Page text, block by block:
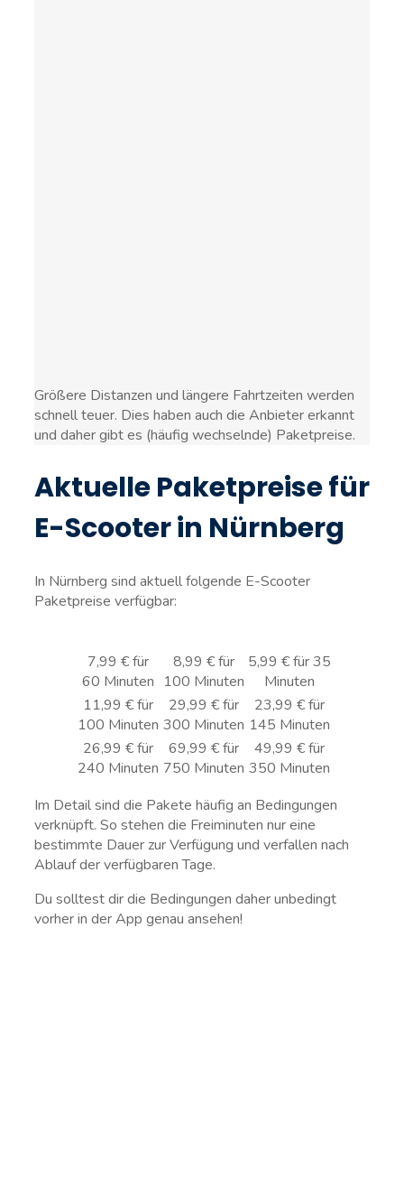
Größere Distanzen und längere Fahrtzeiten werden
schnell teuer. Dies haben auch die Anbieter erkannt
und daher gibt es (häufig wechselnde) Paketpreise.
Aktuelle Paketpreise für
E-Scooter in Nürnberg
In Nürnberg sind aktuell folgende E-Scooter
Paketpreise verfügbar:
7,99 € für
60 Minuten
8,99 € für
100 Minuten
5,99 € für 35
Minuten
11,99 € für
100 Minuten
29,99 € für
300 Minuten
23,99 € für
145 Minuten
26,99 € für
240 Minuten
69,99 € für
750 Minuten
49,99 € für
350 Minuten
Im Detail sind die Pakete häufig an Bedingungen
verknüpft. So stehen die Freiminuten nur eine
bestimmte Dauer zur Verfügung und verfallen nach
Ablauf der verfügbaren Tage.
Du solltest dir die Bedingungen daher unbedingt
vorher in der App genau ansehen!